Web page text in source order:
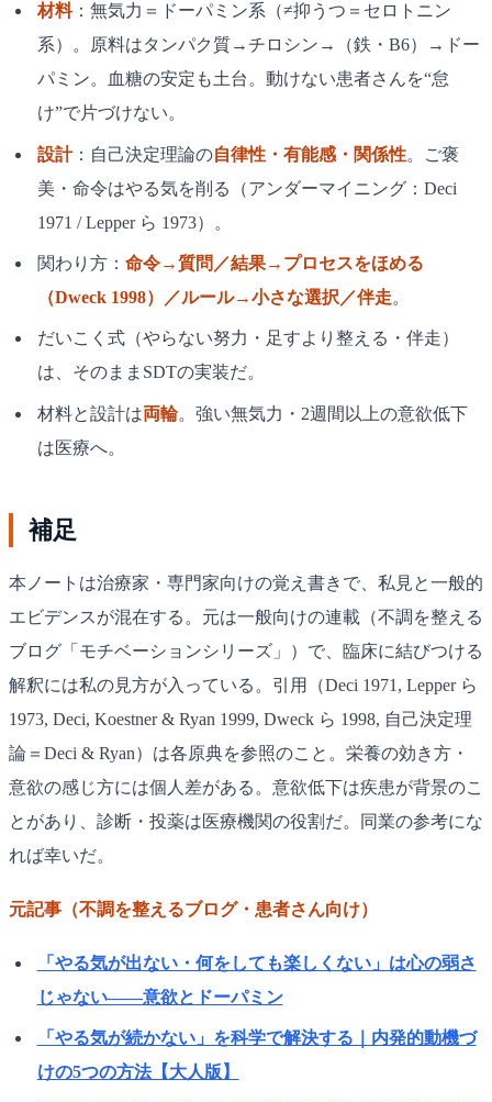
材料：無気力＝ドーパミン系（≠抑うつ＝セロトニン
系）。原料はタンパク質→チロシン→（鉄・B6）→ドー
パミン。血糖の安定も土台。動けない患者さんを“怠
け”で片づけない。
設計：自己決定理論の自律性・有能感・関係性。ご褒
美・命令はやる気を削る（アンダーマイニング：Deci
1971 / Lepper ら 1973）。
関わり方： 命令→質問／結果→プロセスをほめる
（Dweck 1998）／ルール→小さな選択／伴走。
だいこく式（やらない努力・足すより整える・伴走）
は、そのままSDTの実装だ。
材料と設計は両輪。強い無気力・2週間以上の意欲低下
は医療へ。
補足
本ノートは治療家・専門家向けの覚え書きで、私見と一般的
エビデンスが混在する。元は一般向けの連載（不調を整える
ブログ「モチベーションシリーズ」）で、臨床に結びつける
解釈には私の見方が入っている。引用（Deci 1971, Lepper ら
1973, Deci, Koestner & Ryan 1999, Dweck ら 1998, 自己決定理
論＝Deci & Ryan）は各原典を参照のこと。栄養の効き方・
意欲の感じ方には個人差がある。意欲低下は疾患が背景のこ
とがあり、診断・投薬は医療機関の役割だ。同業の参考にな
れば幸いだ。
元記事（不調を整えるブログ・患者さん向け）
「やる気が出ない・何をしても楽しくない」は心の弱さ
じゃない——意欲とドーパミン
「やる気が続かない」を科学で解決する｜内発的動機づ
けの5つの方法【大人版】